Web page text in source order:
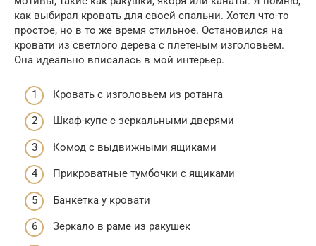
как выбирал кровать для своей спальни. Хотел что-то
простое, но в то же время стильное. Остановился на
кровати из светлого дерева с плетеным изголовьем.
Она идеально вписалась в мой интерьер.
Кровать с изголовьем из ротанга
Шкаф-купе с зеркальными дверями
Комод с выдвижными ящиками
Прикроватные тумбочки с ящиками
Банкетка у кровати
Зеркало в раме из ракушек